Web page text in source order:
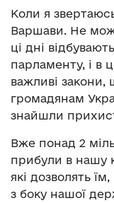
Коли я
Варшави. Не
ці дні
парламенту, і в
важливі
громадянам
знайшли
Вже понад 2
прибули в нашу
які дозволять
з боку нашої